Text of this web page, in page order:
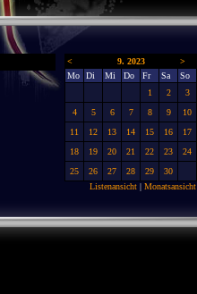
< 9. 2023
>
Mo
Di Mi Do Fr Sa
So
1
2
3
4
5 6 7 8 9
10
11
12 13 14 15 16
17
18
19 20 21 22 23
24
25
26 27 28 29
30
Listenansicht | Monatsansicht